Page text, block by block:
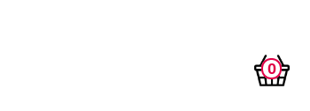
0